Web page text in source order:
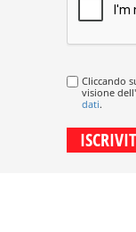
Cliccando
visione dell'
dati.